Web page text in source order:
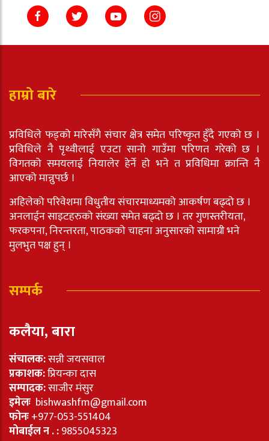
हाम्रो बारे
प्रविधिले फड्को मारेसँगै संचार क्षेत्र समेत परिष्कृत हुँदै गएको छ ।
प्रविधिले नै पृथ्वीलाई एउटा सानो गाउँमा परिणत गरेको छ ।
विगतको समयलाई नियालेर हेर्ने हो भने त प्रविधिमा क्रान्ति नै
आएको मान्नुपर्छ ।
अहिलेको परिवेशमा विधुतीय संचारमाध्यमको आकर्षण बढ्दो छ ।
अनलाईन साइटहरुको संख्या समेत बढ्दो छ । तर गुणस्तरीयता,
फरकपना, निरन्तरता, पाठकको चाहना अनुसारको सामाग्री भने
मुलभुत पक्ष हुन् ।
सम्पर्क
कलैया, बारा
संचालक:सन्नी जयसवाल
प्रकाशक:प्रियन्का दास
सम्पादक:साजीर मंसुर
इमेलः bishwashfm@gmail.com
फोनः+977-053-551404
मोबाईल न . :9855045323